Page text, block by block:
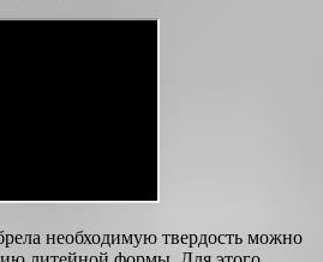
необходимую твердость можно